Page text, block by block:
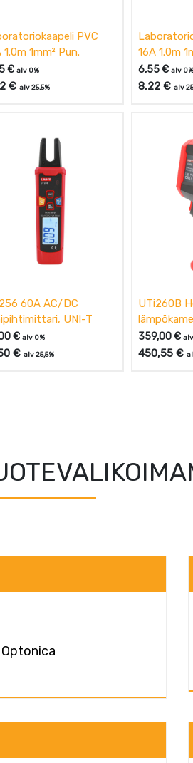
PVC
1.0m 1mm² Pun.
€ alv 0%
€ alv 25,5%
16A 1.0m
6,55€ alv 0%
8,22€ alv
60A AC/DC
UNI-T
€ alv 0%
€ alv 25,5%
UTi260B
359,00€
450,55€
Optonica